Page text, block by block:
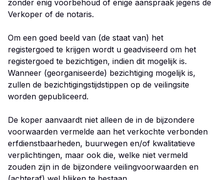
zonder enig voorbehoud of enige aanspraak jegens de
Verkoper of de notaris.
Om een goed beeld van (de staat van) het
registergoed te krijgen wordt u geadviseerd om het
registergoed te bezichtigen, indien dit mogelijk is.
Wanneer (georganiseerde) bezichtiging mogelijk is,
zullen de bezichtigingstijdstippen op de veilingsite
worden gepubliceerd.
De koper aanvaardt niet alleen de in de bijzondere
voorwaarden vermelde aan het verkochte verbonden
erfdienstbaarheden, buurwegen en/of kwalitatieve
verplichtingen, maar ook die, welke niet vermeld
zouden zijn in de bijzondere veilingvoorwaarden en